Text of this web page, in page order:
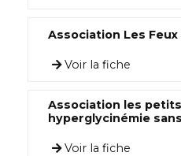
Association Les
Voir la fiche
Association les
hyperglycinémie
Voir la fiche